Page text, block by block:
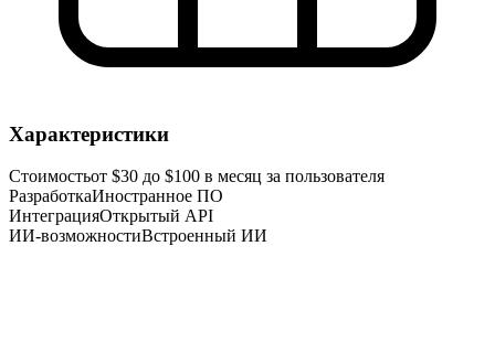
Характеристики
Стоимостьот $30 до $100 в месяц за пользователя
РазработкаИностранное ПО
ИнтеграцияОткрытый API
ИИ-возможностиВстроенный ИИ